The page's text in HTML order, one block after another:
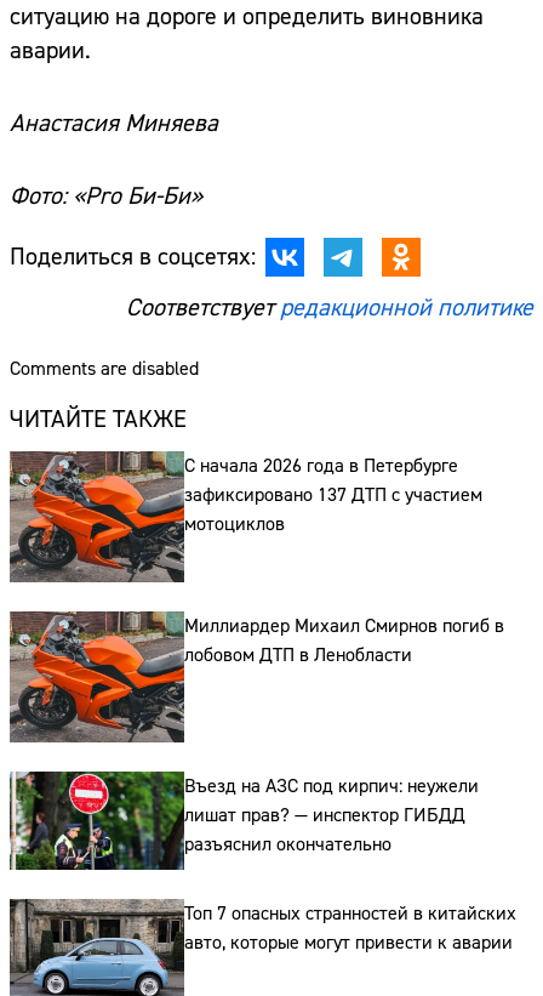
ситуацию на дороге и определить виновника
аварии.
Анастасия Миняева
Фото: «Pro Би-Би»
Поделиться в соцсетях:
Соответствуетредакционной политике
Comments are disabled
ЧИТАЙТЕ ТАКЖЕ
С начала 2026 года в Петербурге
зафиксировано 137 ДТП с участием
мотоциклов
Миллиардер Михаил Смирнов погиб в
лобовом ДТП в Ленобласти
Въезд на АЗС под кирпич: неужели
лишат прав? — инспектор ГИБДД
разъяснил окончательно
Топ 7 опасных странностей в китайских
авто, которые могут привести к аварии